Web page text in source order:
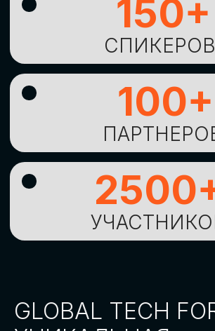
ТЕХНОЛОГИЙИ
СТРАТЕГИЧЕСКИХ
ПОДХОДОВ К ЦИФРОВОЙ
ТРАНСФОРМАЦИИ
БИЗНЕСА
ОСТАВИТЬ
ЗАЯВКУ
Оставьте заявку, наши менеджеры